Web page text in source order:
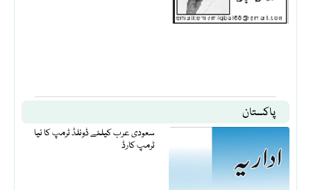
پاکستان
سعودی عرب کیلئے ڈونلڈ ٹرمپ کا نیا
ٹرمپ کارڈ